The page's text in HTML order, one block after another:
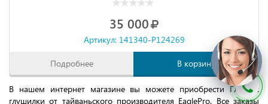
В нашем интернет магазине вы можете приобрести Глонасс
глушилки от тайваньского производителя EaglePro. Все заказы
35 000
Артикул: 141340-P124269
Подробнее В корзину